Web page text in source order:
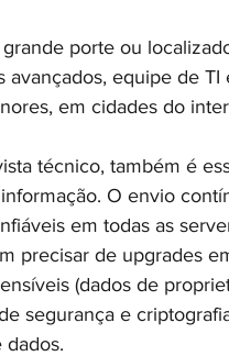
porte ou
avançados, equipe de
em cidades do
técnico, também é
O envio
em todas as
precisar de upgrades
(dados de
segurança e
dados.